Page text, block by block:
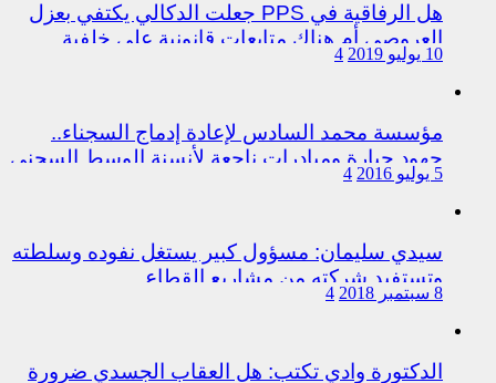
هل الرفاقية في PPS جعلت الدكالي يكتفي بعزل
العروصي أم هناك متابعات قانونية على خلفية
اختلالات التسيير بمندوبية سيدي سليمان
10 يوليو 2019 4
مؤسسة محمد السادس لإعادة إدماج السجناء..
جهود جبارة ومبادرات ناجعة لأنسنة الوسط السجني
5 يوليو 2016 4
سيدي سليمان: مسؤول كبير يستغل نفوده وسلطته
وتستفيد شركته من مشاريع القطاع
8 سبتمبر 2018 4
الدكتورة وادي تكتب: هل العقاب الجسدي ضرورة